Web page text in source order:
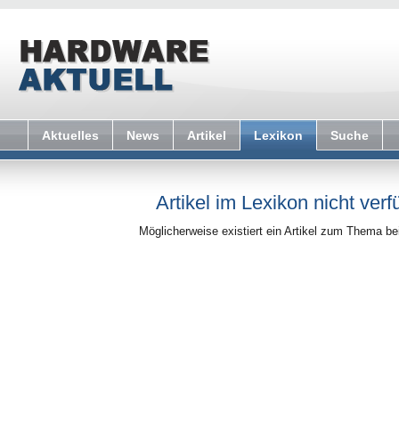
Aktuelles News Artikel Lexikon Suche
Artikel im Lexikon nicht
Möglicherweise existiert ein Artikel zum Thema